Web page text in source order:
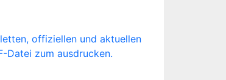
offiziellen und aktuellen
Datei zum ausdrucken.